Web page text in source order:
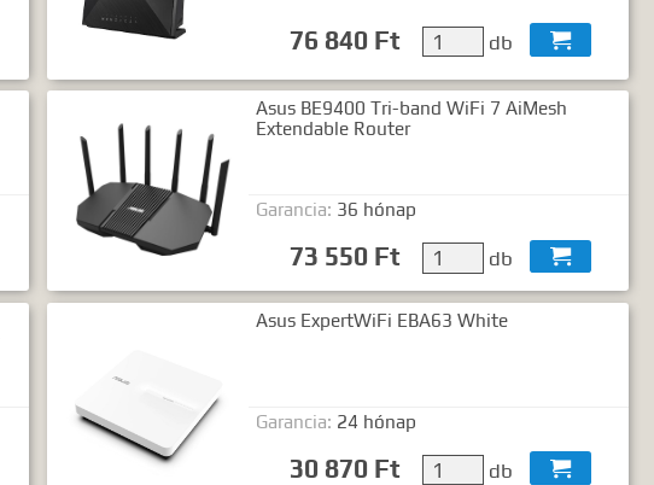
76 840 Ft db 
Asus BE9400 Tri-band WiFi 7 AiMesh
Extendable Router
Garancia: 36 hónap
73 550 Ft db 
Asus ExpertWiFi EBA63 White
Garancia: 24 hónap
30 870 Ft db 